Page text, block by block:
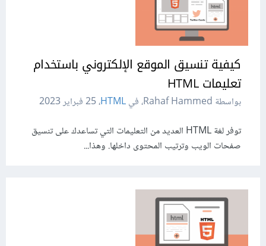
كيفية تنسيق الموقع الإلكتروني باستخدام
تعليمات HTML
بواسطة Rahaf Hammed، في HTML،25 فبراير 2023
توفر لغة HTML العديد من التعليمات التي تساعدك على تنسيق
صفحات الويب وترتيب المحتوى داخلها. وهذا...